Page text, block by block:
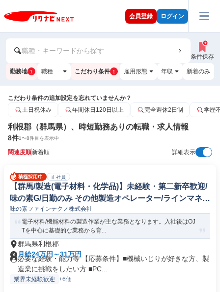
会員登録 ログイン
職種・キーワードから探す
条件保存
勤務地 1 職種 こだわり条件 1 雇用形態 年収 新着のみ
こだわり条件の追加設定を忘れていませんか？
土日祝休み
年間休日120日以上 完全週休2日制 学歴
利根郡（群馬県）、時短勤務ありの転職・求人情報
8件1〜8件目を表示中
関連度順新着順 詳細表示
正社員
【群馬/製造(電子材料・化学品)】未経験・第二新卒歓迎/
味の素G/日勤のみ その他製造オペレーター/ラインマネー
ジャー(機械/電気/電子製品専門職)
味の素ファインテクノ株式会社
電子材料/機能材料の製造作業が主な業務となります。入社後はOJ
Tを中心に基礎的な業務から育...
群馬県利根郡
月給24万円～31万円
必要な経験・能力等 【応募条件】■機械いじりが好きな方、製
造業に挑戦をしたい方 ■PC...
業界未経験歓迎 +6個